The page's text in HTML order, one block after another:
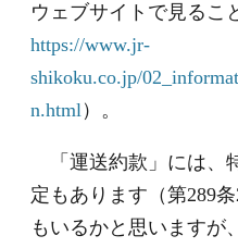
ウェブサイトで見るこ
https://www.jr-
shikoku.co.jp/
n.html）。
「運送約款」には、
定もあります（第289
もいるかと思いますが